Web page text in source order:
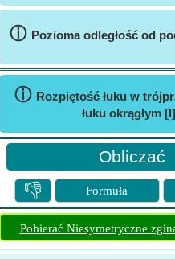
ⓘ Pozioma odległość od
ⓘ Rozpiętość łuku w
łuku okrągłym [l]
👎 Formuła
Pobierać Niesymetryczne